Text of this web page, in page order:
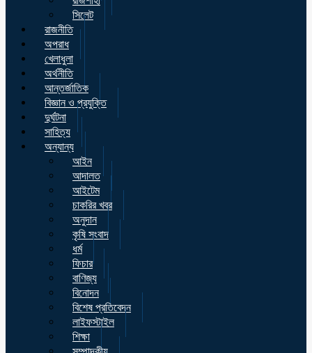
সিলেট
রাজনীতি
অপরাধ
খেলাধুলা
অর্থনীতি
আন্তর্জাতিক
বিজ্ঞান ও প্রযুক্তি
দুর্ঘটনা
সাহিত্য
অন্যান্য
আইন
আদালত
আইটেম
চাকরির খবর
অনুদান
কৃষি সংবাদ
ধর্ম
ফিচার
বাণিজ্য
বিনোদন
বিশেষ প্রতিবেদন
লাইফস্টাইল
শিক্ষা